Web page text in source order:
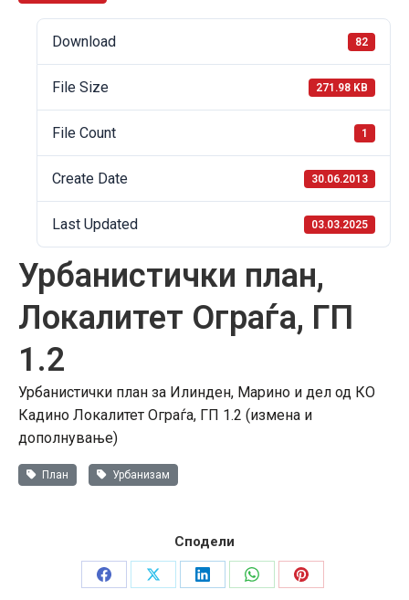
Download 82
File Size 271.98 KB
File Count 1
Create Date 30.06.2013
Last Updated 03.03.2025
Урбанистички план,
Локалитет Ограѓа, ГП
1.2
Урбанистички план за Илинден, Марино и дел од КО
Кадино Локалитет Ограѓа, ГП 1.2 (измена и
дополнување)
План Урбанизам
Сподели
Share
Share
Share
Share
Share